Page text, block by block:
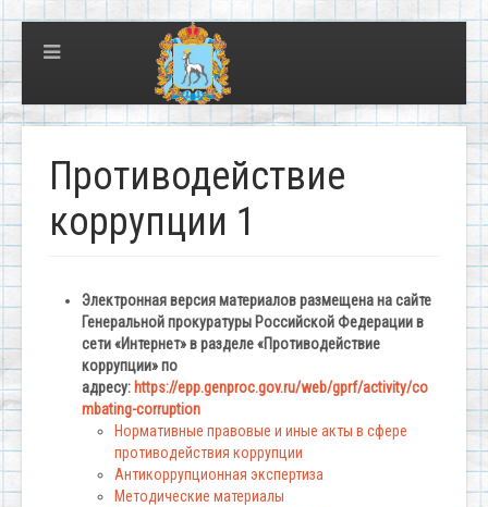
Противодействие
коррупции 1
Электронная версия материалов размещена на сайте
Генеральной прокуратуры Российской Федерации в
сети «Интернет» в разделе «Противодействие
коррупции» по
адресу: https://epp.genproc.gov.ru/web/gprf/activity/co
mbating-corruption
Нормативные правовые и иные акты в сфере
противодействия коррупции
Антикоррупционная экспертиза
Методические материалы